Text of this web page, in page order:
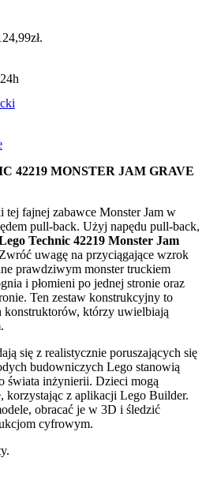
zł.
42219 MONSTER JAM GRAVE
tej fajnej zabawce Monster Jam w
pull-back. Użyj napędu pull-back,
Technic 42219 Monster Jam
uwagę na przyciągające wzrok
prawdziwym monster truckiem
i płomieni po jednej stronie oraz
Ten zestaw konstrukcyjny to
konstruktorów, którzy uwielbiają
się z realistycznie poruszających się
budowniczych Lego stanowią
świata inżynierii. Dzieci mogą
korzystając z aplikacji Lego Builder.
obracać je w 3D i śledzić
cyfrowym.